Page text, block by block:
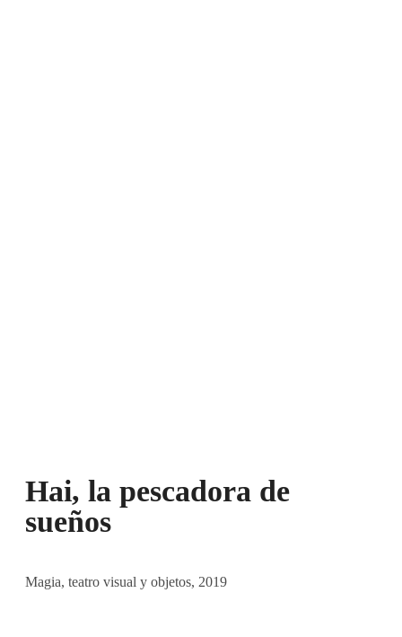
Hai, la pescadora de
sueños
Magia, teatro visual y objetos, 2019